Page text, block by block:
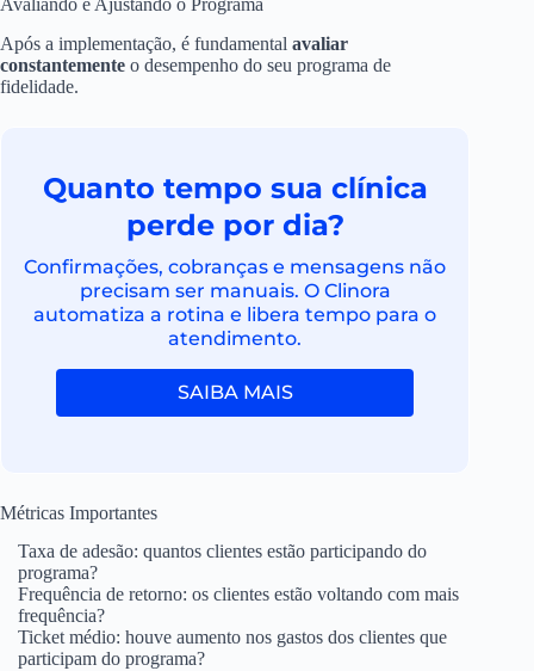
Avaliando e Ajustando o Programa
Após a implementação, é fundamental avaliar
constantemente o desempenho do seu programa de
fidelidade.
Quanto tempo sua clínica
perde por dia?
Confirmações, cobranças e mensagens não
precisam ser manuais. O Clinora
automatiza a rotina e libera tempo para o
atendimento.
SAIBA MAIS
Métricas Importantes
Taxa de adesão: quantos clientes estão participando do
programa?
Frequência de retorno: os clientes estão voltando com mais
frequência?
Ticket médio: houve aumento nos gastos dos clientes que
participam do programa?